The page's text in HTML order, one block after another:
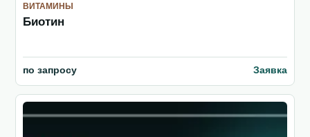
ВИТАМИНЫ
Биотин
по запросу Заявка